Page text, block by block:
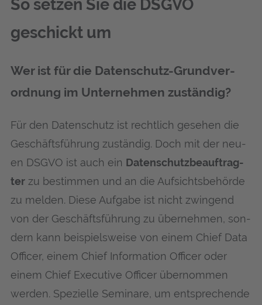
So set­zen Sie die DSGVO
geschickt um
Wer ist für die Daten­schutz-Grund­ver­
ord­nung im Unter­neh­men zuständig?
Für den Daten­schutz ist recht­lich gese­hen die
Geschäfts­füh­rung zustän­dig. Doch mit der neu­
en DSGVO ist auch ein Daten­schutz­be­auf­trag­
terzu bestim­men und an die Auf­sichts­be­hör­de
zu mel­den. Die­se Auf­ga­be ist nicht zwin­gend
von der Geschäfts­füh­rung zu über­neh­men, son­
dern kann bei­spiels­wei­se von einem Chief Data
Offi­cer, einem Chief Infor­ma­ti­on Offi­cer oder
einem Chief Exe­cu­ti­ve Offi­cer über­nom­men
wer­den. Spe­zi­el­le Semi­na­re, um ent­spre­chen­de